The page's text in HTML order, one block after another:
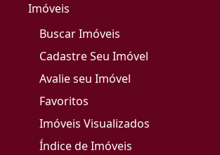
Imóveis
Buscar Imóveis
Cadastre Seu Imóvel
Avalie seu Imóvel
Favoritos
Imóveis Visualizados
Índice de Imóveis